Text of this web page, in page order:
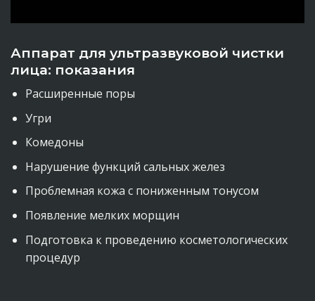
Аппарат для ультразвуковой чистки
лица: показания
Расширенные поры
Угри
Комедоны
Нарушение функций сальных желез
Проблемная кожа с пониженным тонусом
Появление мелких морщин
Подготовка к проведению косметологических
процедур